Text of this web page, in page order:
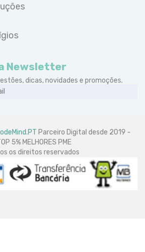
Newsletter
dicas, novidades e promoções.
Parceiro Digital desde 2019 -
5% MELHORES PME
os direitos reservados